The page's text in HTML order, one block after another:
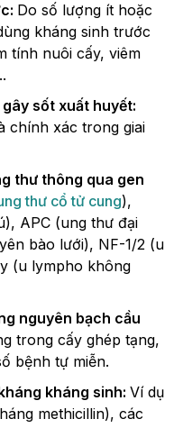
Do số lượng ít hoặc
kháng sinh trước
tính nuôi cấy, viêm
sốt xuất huyết:
chính xác trong giai
thư thông qua gen
thư cổ tử cung),
APC (ung thư đại
bào lưới), NF-1/2 (u
(u lympho không
nguyên bạch cầu
trong cấy ghép tạng,
bệnh tự miễn.
kháng sinh: Ví dụ
methicillin), các